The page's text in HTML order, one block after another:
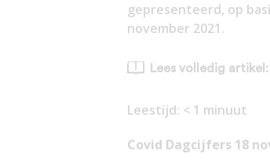
gepresenteerd, op
november 2021.
Lees volledig
Leestijd: < 1 minuut
Covid Dagcijfers 18